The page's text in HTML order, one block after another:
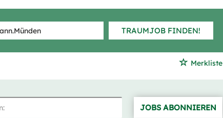
TRAUMJOB FINDEN!
Merkliste
JOBS ABONNIEREN